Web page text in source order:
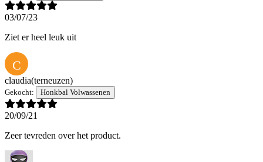
03/07/23
Ziet er heel leuk uit
C
claudia(terneuzen)
Gekocht: Honkbal Volwassenen
20/09/21
Zeer tevreden over het product.